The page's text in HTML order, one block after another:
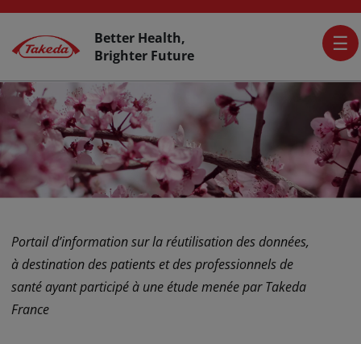
Activer L’accessibilité
Better Health,
Brighter Future
Portail d’information sur la réutilisation des données,
à destination des patients et des professionnels de
santé ayant participé à une étude menée par Takeda
France